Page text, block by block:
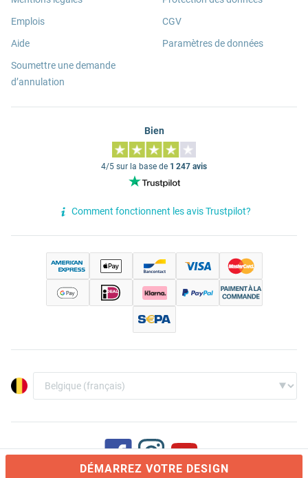
DÉMARREZ VOTRE DESIGN
Emplois
Aide
Soumettre une demande
d’annulation
CGV
Paramètres de données
Bien
4/5 sur la base de 1 247 avis
Comment fonctionnent les avis Trustpilot?